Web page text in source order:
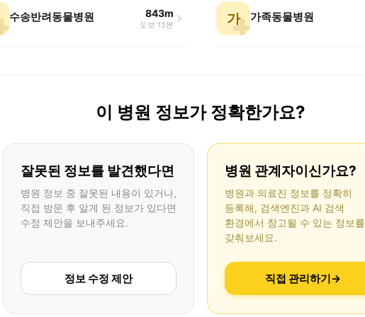
수송반려동물병원 843m
도보 13분 가 가족동물병원
이 병원 정보가 정확한가요?
잘못된 정보를 발견했다면
병원 정보 중 잘못된 내용이 있거나,
직접 방문 후 알게 된 정보가 있다면
수정 제안을 보내주세요.
정보 수정 제안
병원 관계자이신가요?
병원과 의료진 정보를 정확히
등록해, 검색엔진과 AI 검색
환경에서 참고될 수 있는 정보를
갖춰보세요.
직접 관리하기→